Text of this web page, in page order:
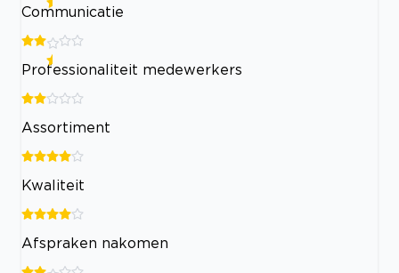
Communicatie
Professionaliteit medewerkers
Assortiment
Kwaliteit
Afspraken nakomen